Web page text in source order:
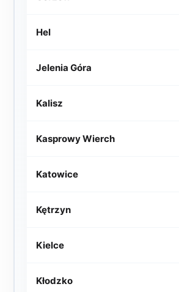
Hel
Jelenia Góra
Kalisz
Kasprowy Wierch
Katowice
Kętrzyn
Kielce
Kłodzko